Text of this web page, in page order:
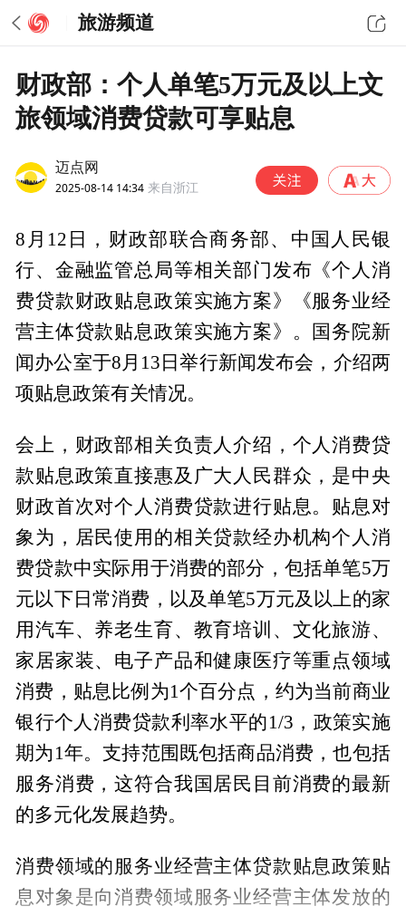
旅游频道
财政部：个人单笔5万元及以上文
旅领域消费贷款可享贴息
迈点网
2025-08-14 14:34 来自浙江
8月12日，财政部联合商务部、中国人民银
行、金融监管总局等相关部门发布《个人消
费贷款财政贴息政策实施方案》《服务业经
营主体贷款贴息政策实施方案》。国务院新
闻办公室于8月13日举行新闻发布会，介绍两
项贴息政策有关情况。
会上，财政部相关负责人介绍，个人消费贷
款贴息政策直接惠及广大人民群众，是中央
财政首次对个人消费贷款进行贴息。贴息对
象为，居民使用的相关贷款经办机构个人消
费贷款中实际用于消费的部分，包括单笔5万
元以下日常消费，以及单笔5万元及以上的家
用汽车、养老生育、教育培训、文化旅游、
家居家装、电子产品和健康医疗等重点领域
消费，贴息比例为1个百分点，约为当前商业
银行个人消费贷款利率水平的1/3，政策实施
期为1年。支持范围既包括商品消费，也包括
服务消费，这符合我国居民目前消费的最新
的多元化发展趋势。
消费领域的服务业经营主体贷款贴息政策贴
息对象是向消费领域服务业经营主体发放的